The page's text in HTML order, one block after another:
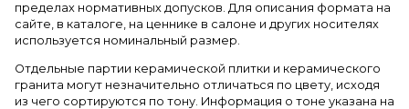
пределах нормативных допусков. Для описания формата на
сайте, в каталоге, на ценнике в салоне и других носителях
используется номинальный размер.
Отдельные партии керамической плитки и керамического
гранита могут незначительно отличаться по цвету, исходя
из чего сортируются по тону. Информация о тоне указана на